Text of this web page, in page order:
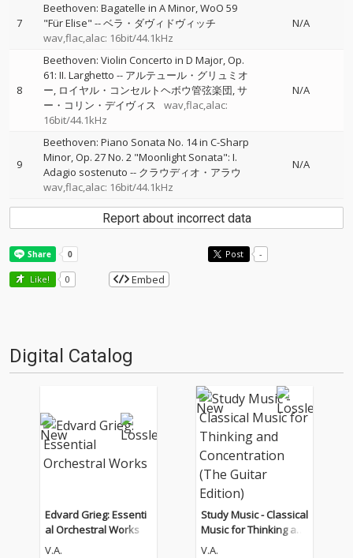
7
Beethoven: Bagatelle in A Minor, WoO 59
"Für Elise" --ベラ・ダヴィドヴィッチ
wav,flac,alac: 16bit/44.1kHz
N/A
8
Beethoven: Violin Concerto in D Major, Op.
61: II. Larghetto -- アルテュール・グリュミオ
ー ロイヤル・コンセルトヘボウ管弦楽団 サ
ー・コリン・デイヴィス
wav,flac,alac:
16bit/44.1kHz
N/A
9
Beethoven: Piano Sonata No. 14 in C-Sharp
Minor, Op. 27 No. 2 "Moonlight Sonata": I.
Adagio sostenuto -- クラウディオ・アラウ
wav,flac,alac: 16bit/44.1kHz
N/A
Report about incorrect data
Post -
Like! 0 Embed
Digital Catalog
Edvard Grieg: Essenti
al Orchestral Works
V.A.
Study Music - Classical
Music for Thinking an
d Concentration (The
V.A.